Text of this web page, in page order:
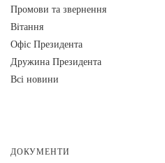
Промови та звернення
Вiтання
Офіс Президента
Дружина Президента
Всі новини
ДОКУМЕНТИ